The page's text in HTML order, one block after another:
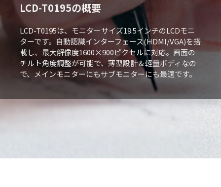
LCD-T0195の概要
LCD-T0195は、モニターサイズ19.5インチのLCDモニ
ターです。自動認識インターフェース(HDMI/VGA)を搭
載し、最大解像度1600×900ピクセルに対応。画面の
チルト角度調整が可能で、薄型設計＆軽量ボディなの
で、メインモニターにもサブモニターにも最適です。